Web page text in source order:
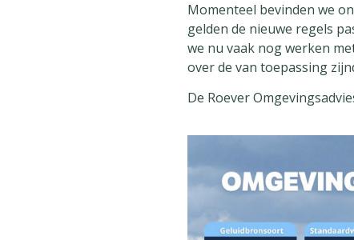
Momenteel bevinden we
gelden de nieuwe regels
we nu vaak nog werken
over de van toepassing
De Roever